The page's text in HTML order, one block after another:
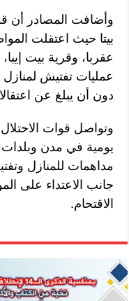
وأضافت المصادر أن
بيتا حيث اعتقلت
عقربا، وقرية بيت
عمليات تفتيش لمنازل
دون أن يبلغ عن
وتواصل قوات
يومية في مدن وبلدات
مداهمات للمنازل
جانب الاعتداء على
الاقتحام.